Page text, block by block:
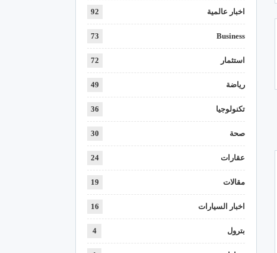
اخبار عالمية 92
Business
73
استثمار 72
رياضة 49
تكنولوجيا 36
صحة 30
عقارات 24
مقالات 19
اخبار السيارات 16
بترول 4